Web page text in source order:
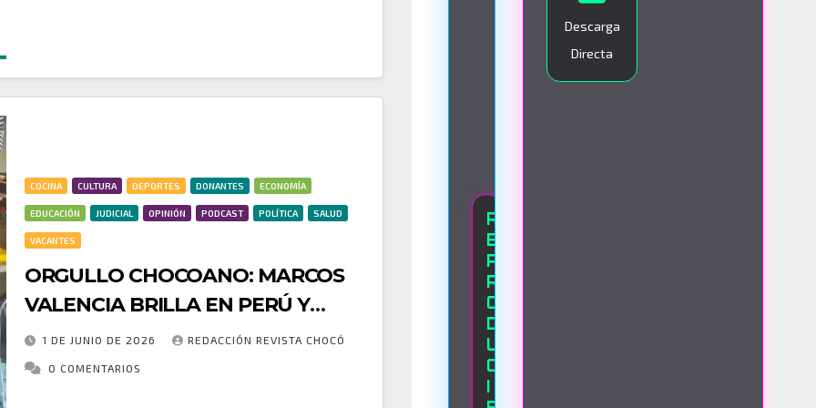
COCINA CULTURA DEPORTES DONANTES ECONOMÍA
EDUCACIÓN JUDICIAL OPINIÓN PODCAST POLÍTICA SALUD
VACANTES
ORGULLO CHOCOANO: MARCOS
VALENCIA BRILLA EN PERÚ Y
COLOMBIA CON CINCO MEDALLAS
DE ORO
1 DE JUNIO DE 2026 REDACCIÓN REVISTA CHOCÓ
0 COMENTARIOS
R
E
P
R
O
D
U
C
I
Descarga
Directa